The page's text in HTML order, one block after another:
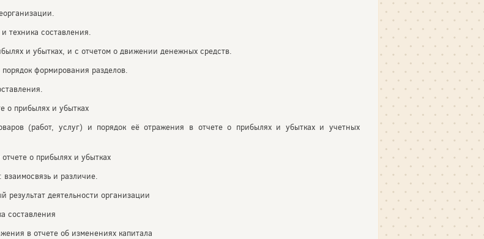
техника составления.
и убытках, и с отчетом о движении денежных средств.
формирования разделов.
о прибылях и убытках
(работ, услуг) и порядок её отражения в отчете о прибылях и убытках и учетных
о прибылях и убытках
и различие.
деятельности организации
составления
в отчете об изменениях капитала